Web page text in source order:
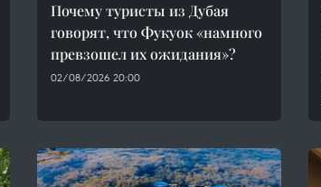
Почему туристы из Дубая
говорят, что Фукуок «намного
превзошел их ожидания»?
02/08/2026 20:00